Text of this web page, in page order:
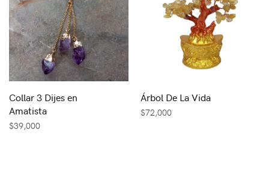
Collar 3 Dijes en
Amatista
$39,000
Árbol De La Vida
$72,000